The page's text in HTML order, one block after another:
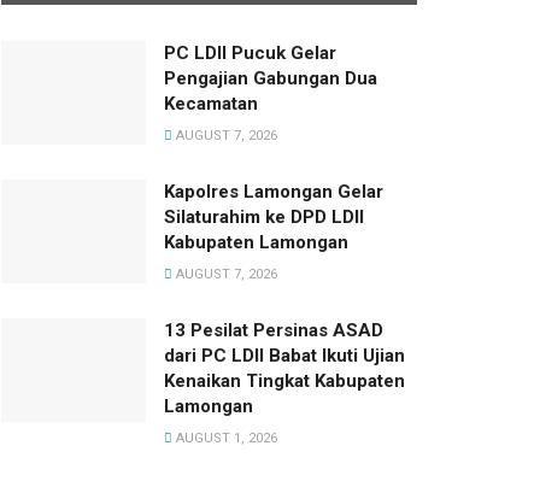
PC LDII Pucuk Gelar
Pengajian Gabungan Dua
Kecamatan
AUGUST 7, 2026
Kapolres Lamongan Gelar
Silaturahim ke DPD LDII
Kabupaten Lamongan
AUGUST 7, 2026
13 Pesilat Persinas ASAD
dari PC LDII Babat Ikuti Ujian
Kenaikan Tingkat Kabupaten
Lamongan
AUGUST 1, 2026